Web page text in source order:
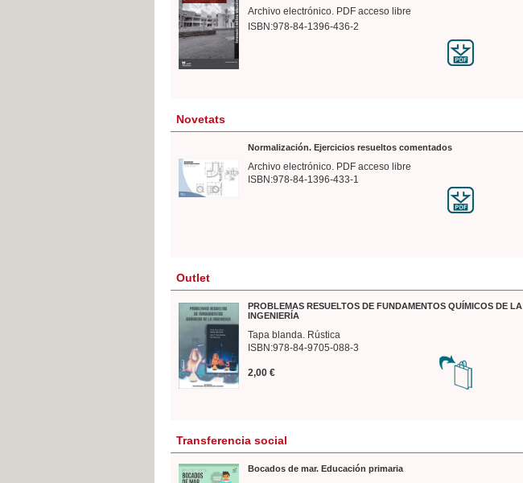
Archivo electrónico. PDF acceso libre
ISBN:978-84-1396-436-2
Novetats
Normalización. Ejercicios resueltos comentados
Archivo electrónico. PDF acceso libre
ISBN:978-84-1396-433-1
Outlet
PROBLEMAS RESUELTOS DE FUNDAMENTOS QUÍMICOS DE LA
INGENIERÍA
Tapa blanda. Rústica
ISBN:978-84-9705-088-3
2,00 €
Transferencia social
Bocados de mar. Educación primaria